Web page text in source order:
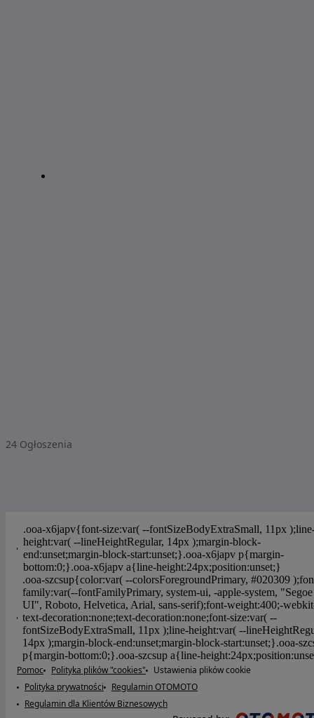
24 Ogłoszenia
Pomoc Polityka plików "cookies"
Ustawienia plików cookie
Polityka prywatności
Regulamin OTOMOTO
Regulamin dla Klientów Biznesowych